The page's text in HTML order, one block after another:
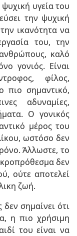
υγεία του
την ψυχική
ικανότητα να
του, την
καλό
γονιός. Είναι
φίλος,
πιο σημαντικό,
αδυναμίες,
Ο γονικός
μέρος του
ωστόσο δεν
Άλλωστε, το
δεν
ούτε αποτελεί
ζωή.
δεν σημαίνει ότι
η πιο χρήσιμη
του είναι να